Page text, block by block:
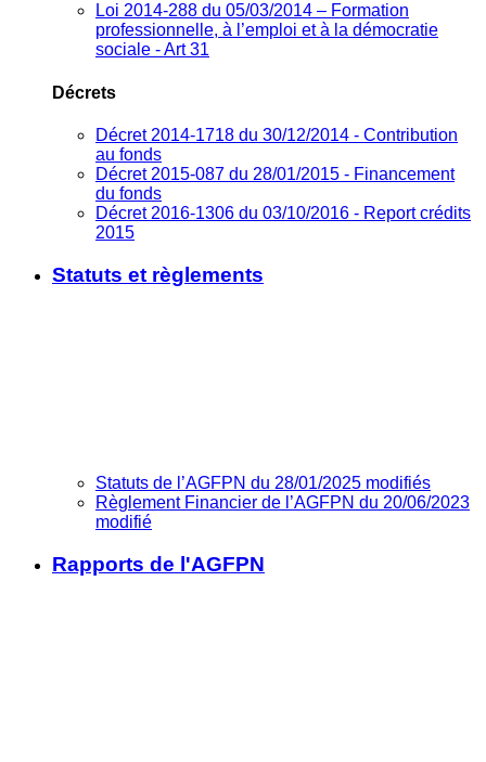
Loi 2014-288 du 05/03/2014 – Formation
professionnelle, à l’emploi et à la démocratie
sociale - Art 31
Décrets
Décret 2014-1718 du 30/12/2014 - Contribution
au fonds
Décret 2015-087 du 28/01/2015 - Financement
du fonds
Décret 2016-1306 du 03/10/2016 - Report crédits
2015
Statuts et règlements
Statuts de l’AGFPN du 28/01/2025 modifiés
Règlement Financier de l’AGFPN du 20/06/2023
modifié
Rapports de l'AGFPN